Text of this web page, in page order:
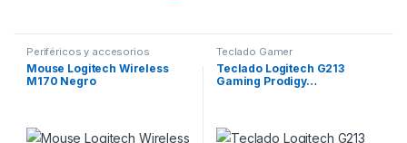
Periféricos y accesorios
Mouse Logitech Wireless
M170 Negro
Teclado Gamer
Teclado Logitech G213
Gaming Prodigy…